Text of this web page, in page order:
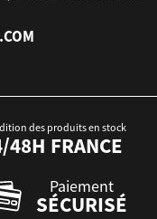
des produits en stock
48H FRANCE
Paiement
SÉCURISÉ